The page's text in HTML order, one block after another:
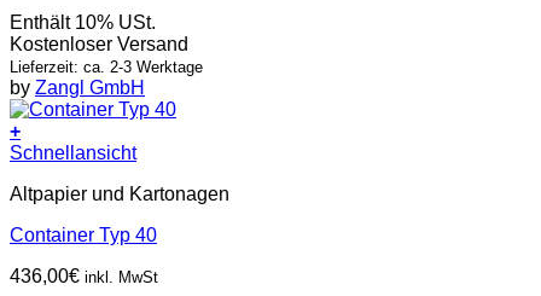
Enthält 10% USt.
Kostenloser Versand
Lieferzeit: ca. 2-3 Werktage
by Zangl GmbH
+
Schnellansicht
Altpapier und Kartonagen
Container Typ 40
436,00€ inkl. MwSt